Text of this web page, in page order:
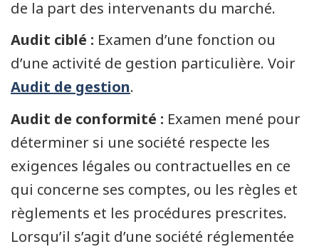
de la part des intervenants du marché.
Audit ciblé : Examen d’une fonction ou
d’une activité de gestion particulière. Voir
Audit de gestion.
Audit de conformité : Examen mené pour
déterminer si une société respecte les
exigences légales ou contractuelles en ce
qui concerne ses comptes, ou les règles et
règlements et les procédures prescrites.
Lorsqu’il s’agit d’une société réglementée